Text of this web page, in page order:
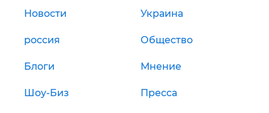
Новости Украина
россия Общество
Блоги Мнение
Шоу-Биз Пресса